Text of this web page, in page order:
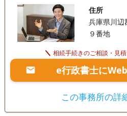
住所
兵庫県川辺
９番地
相続手続きのご相談・見
e行政書士に
この事務所の詳